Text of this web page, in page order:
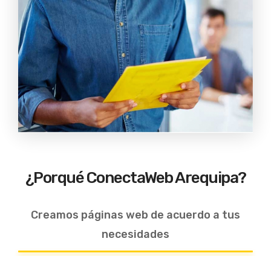
¿Porqué ConectaWeb Arequipa?
Creamos páginas web de acuerdo a tus
necesidades